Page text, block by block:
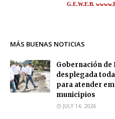
G.E.W.E.B.
MÁS BUENAS NOTICIAS
Gobernación de
desplegada
para atender
municipios
JULY 14, 2026